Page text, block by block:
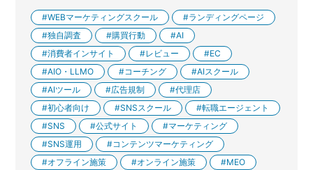
WEBマーケティングスクール
ランディングページ
独自調査
購買行動
AI
消費者インサイト
レビュー
EC
AIO・LLMO
コーチング
AIスクール
AIツール
広告規制
代理店
初心者向け
SNSスクール
転職エージェント
SNS
公式サイト
マーケティング
SNS運用
コンテンツマーケティング
オフライン施策
オンライン施策
MEO